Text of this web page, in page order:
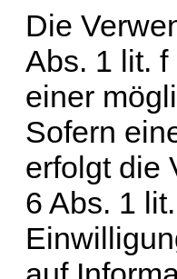
Die
Abs. 1 lit.
einer
Sofern
erfolgt die
6 Abs. 1